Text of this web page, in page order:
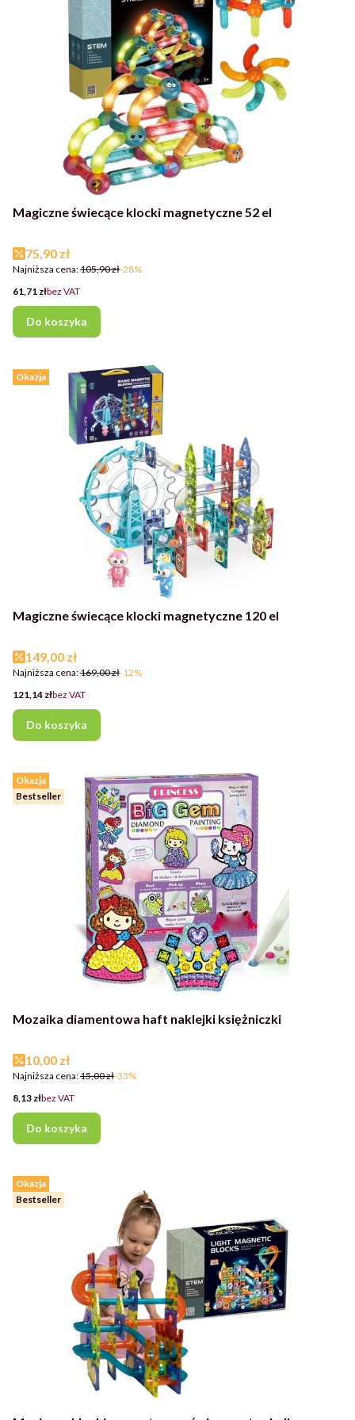
Magiczne świecące klocki magnetyczne 52 el
Cena promocyjna
75,90 zł
Najniższa cena:105,90 zł-28%
Cena
61,71 złbez VAT
Do koszyka
Okazja
Magiczne świecące klocki magnetyczne 120 el
Cena promocyjna
149,00 zł
Najniższa cena:169,00 zł-12%
Cena
121,14 złbez VAT
Do koszyka
Okazja
Bestseller
Mozaika diamentowa haft naklejki księżniczki
Cena promocyjna
10,00 zł
Najniższa cena:15,00 zł-33%
Cena
8,13 złbez VAT
Do koszyka
Okazja
Bestseller